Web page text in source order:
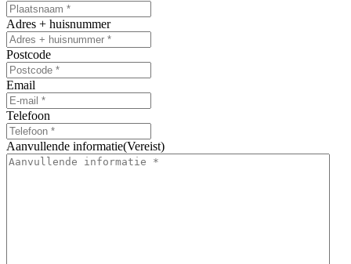
DD
slash
JJJJ
Adres + huisnummer
Postcode
Email
Telefoon
Aanvullende informatie(Vereist)